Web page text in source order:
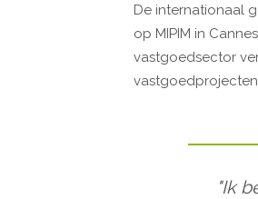
De internationaal
op MIPIM in
vastgoedsector
"Ik